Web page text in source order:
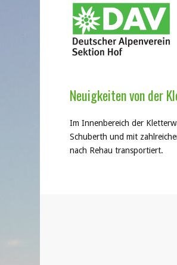
Neuigkeiten von der
Im Innenbereich der
Schuberth und mit
nach Rehau transportiert.